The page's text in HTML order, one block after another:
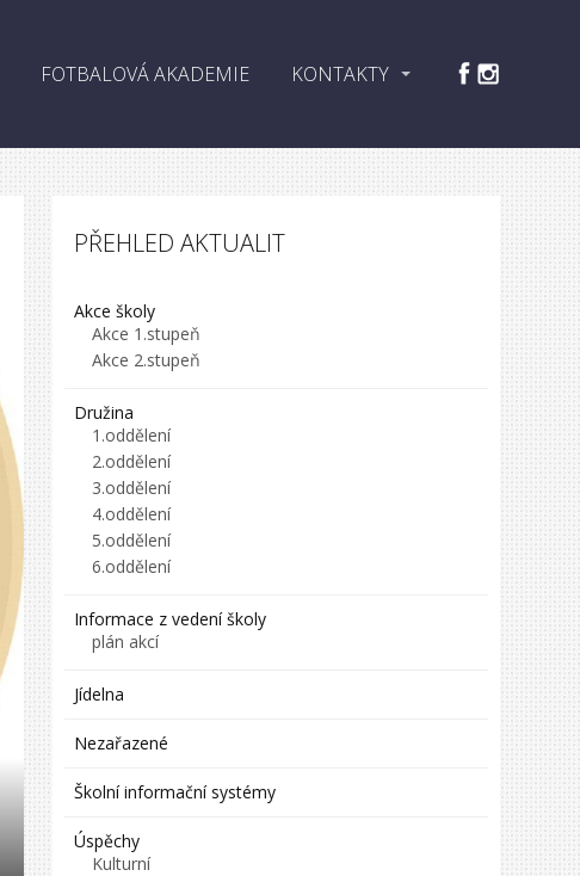
FOTBALOVÁ AKADEMIE KONTAKTY
PŘEHLED AKTUALIT
Akce školy
Akce 1.stupeň
Akce 2.stupeň
Družina
1.oddělení
2.oddělení
3.oddělení
4.oddělení
5.oddělení
6.oddělení
Informace z vedení školy
plán akcí
Jídelna
Nezařazené
Školní informační systémy
Úspěchy
Kulturní